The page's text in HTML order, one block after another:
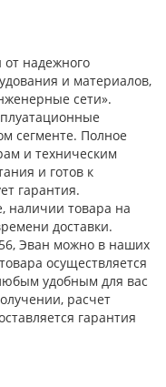
надежного
и материалов,
сети».
сегменте. Полное
и техническим
и готов к
гарантия.
наличии товара на
доставки.
Эван можно в наших
осуществляется
удобным для вас
расчет
гарантия